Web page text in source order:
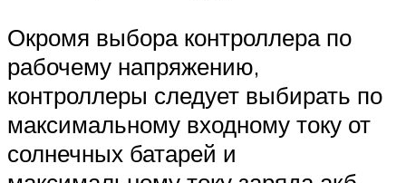
Окромя выбора контроллера по
рабочему напряжению,
контроллеры следует выбирать по
максимальному входному току от
солнечных батарей и